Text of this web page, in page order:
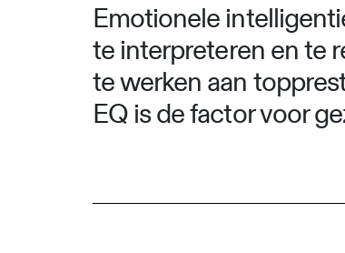
Emotionele
te interpreteren en te
te werken aan
EQ is de factor voor